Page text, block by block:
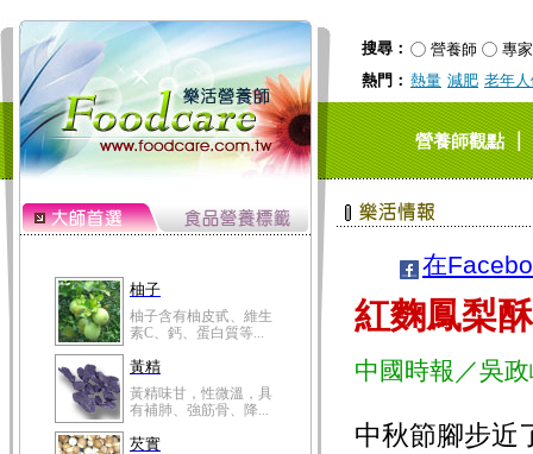
搜尋： 營養師
專家
熱門： 熱量 減肥 老年
營養師觀點｜
柚子
柚子含有柚皮甙、維生
素C、鈣、蛋白質等...
黃精
黃精味甘，性微溫，具
有補肺、強筋骨、降...
芡實
在
紅麴鳳梨
中國時報／吳
中秋節腳步近